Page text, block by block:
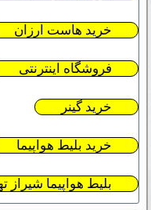
خرید هاست ارزان
فروشگاه اینترنتی
خرید گینر
خرید بلیط هواپیما
بلیط هواپیما شیراز